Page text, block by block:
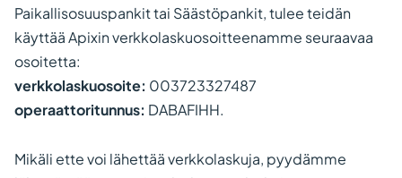
Paikallisosuuspankit tai Säästöpankit, tulee teidän
käyttää Apixin verkkolaskuosoitteenamme seuraavaa
osoitetta:
verkkolaskuosoite: 003723327487
operaattoritunnus: DABAFIHH.
Mikäli ette voi lähettää verkkolaskuja, pyydämme